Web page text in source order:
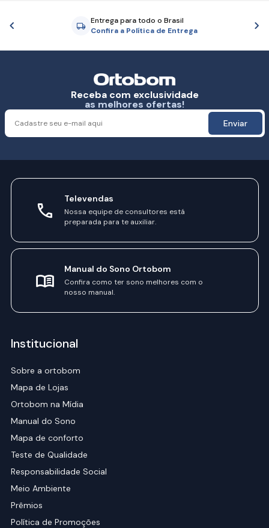
Entrega para todo o Brasil
Confira a Política de Entrega
Anterior
Receba com exclusividade
as melhores ofertas!
Enviar
Televendas
Nossa equipe de consultores está
preparada para te auxiliar.
Manual do Sono Ortobom
Confira como ter sono melhores com o
nosso manual.
Institucional
Sobre a ortobom
Mapa de Lojas
Ortobom na Mídia
Manual do Sono
Mapa de conforto
Teste de Qualidade
Responsabilidade Social
Meio Ambiente
Prêmios
Política de Promoções